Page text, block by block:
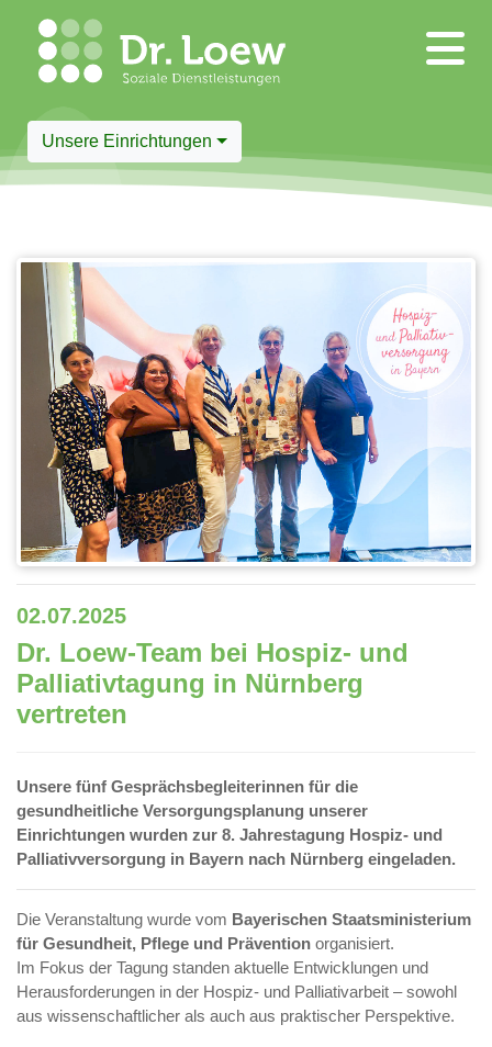
Unsere Einrichtungen
02.07.2025
Dr. Loew-Team bei Hospiz- und
Palliativtagung in Nürnberg
vertreten
Unsere fünf Gesprächsbegleiterinnen für die
gesundheitliche Versorgungsplanung unserer
Einrichtungen wurden zur 8. Jahrestagung Hospiz- und
Palliativversorgung in Bayern nach Nürnberg eingeladen.
Die Veranstaltung wurde vom Bayerischen Staatsministerium
für Gesundheit, Pflege und Prävention organisiert.
Im Fokus der Tagung standen aktuelle Entwicklungen und
Herausforderungen in der Hospiz- und Palliativarbeit – sowohl
aus wissenschaftlicher als auch aus praktischer Perspektive.